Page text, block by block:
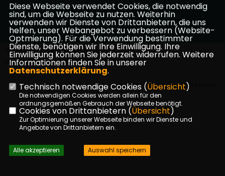
CDU Deutschland
©2026 CDU Stadtbezirksverband
Nordend | Alle Rechte vorbehalten.
Realisation: Sharkness Media GmbH & Co. KG
Diese Webseite verwendet Cookies, die notwendig
sind, um die Webseite zu nutzen. Weiterhin
verwenden wir Dienste von Drittanbietern, die uns
helfen, unser Webangebot zu verbessern (Website-
Optmierung). Für die Verwendung bestimmter
Dienste, benötigen wir Ihre Einwilligung. Ihre
Einwilligung können Sie jederzeit widerrufen. Weitere
Informationen finden Sie in unserer
Datenschutzerklärung.
Technisch notwendige Cookies (Übersicht)
Die notwendigen Cookies werden allein für den
ordnungsgemäßen Gebrauch der Webseite benötigt.
Cookies von Drittanbietern (Übersicht)
Zur Optimierung unserer Webseite binden wir Dienste und
Angebote von Drittanbietern ein.
Alle akzeptieren Auswahl speichern